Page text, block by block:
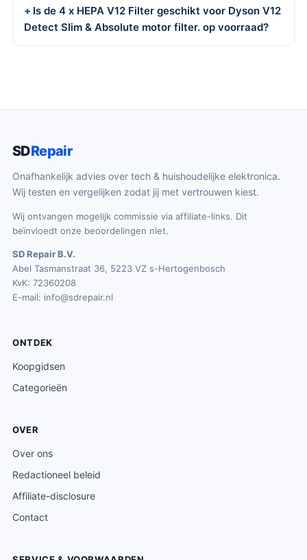
Is de 4 x HEPA V12 Filter geschikt voor Dyson V12
Detect Slim & Absolute motor filter. op voorraad?
SDRepair
Onafhankelijk advies over tech & huishoudelijke elektronica.
Wij testen en vergelijken zodat jij met vertrouwen kiest.
Wij ontvangen mogelijk commissie via affiliate-links. Dit
beïnvloedt onze beoordelingen niet.
SD Repair B.V.
Abel Tasmanstraat 36, 5223 VZ s-Hertogenbosch
KvK: 72360208
E-mail: info@sdrepair.nl
ONTDEK
Koopgidsen
Categorieën
OVER
Over ons
Redactioneel beleid
Affiliate-disclosure
Contact